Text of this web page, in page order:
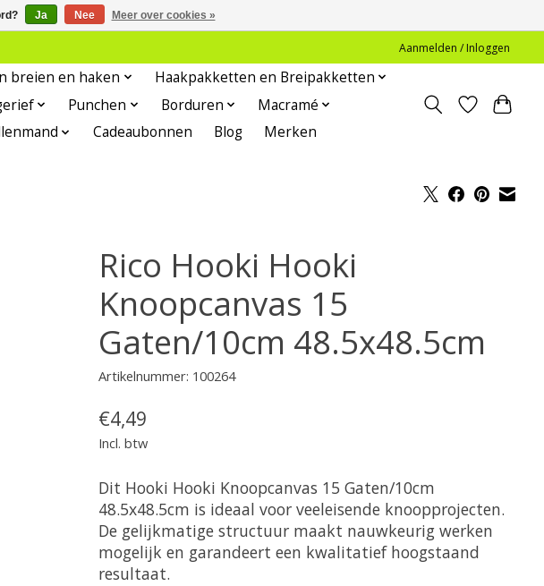
Aanmelden / Inloggen
breien en haken
Haakpakketten en Breipakketten
Punchen Borduren
Macramé
Cadeaubonnen Blog Merken
Rico Hooki Hooki
Knoopcanvas 15
Gaten/10cm 48.5x48.5cm
Artikelnummer: 100264
€4,49
Incl. btw
Dit Hooki Hooki Knoopcanvas 15 Gaten/10cm
48.5x48.5cm is ideaal voor veeleisende knoopprojecten.
De gelijkmatige structuur maakt nauwkeurig werken
mogelijk en garandeert een kwalitatief hoogstaand
resultaat.
Ja Nee Meer over cookies »